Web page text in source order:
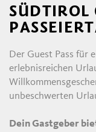
SÜDTIROL
Der Guest Pass für
erlebnisreichen
unbeschwerten
Dein Gastgeber